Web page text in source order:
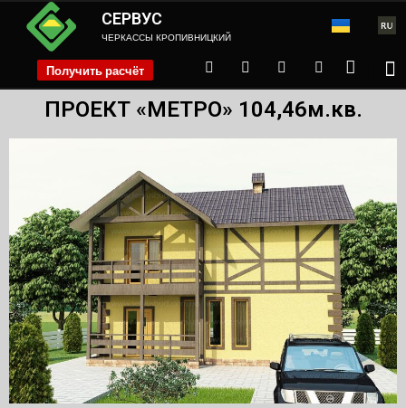
СЕРВУС
ЧЕРКАССЫ КРОПИВНИЦКИЙ
Получить расчёт phone
ПРОЕКТ «МЕТРО» 104,46м.кв.